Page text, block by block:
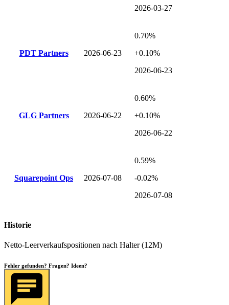
2026-03-27
PDT Partners 2026-06-23
0.70%
+0.10%
2026-06-23
GLG Partners 2026-06-22
0.60%
+0.10%
2026-06-22
Squarepoint Ops 2026-07-08
0.59%
-0.02%
2026-07-08
Historie
Netto-Leerverkaufspositionen nach Halter (12M)
Fehler gefunden? Fragen? Ideen?